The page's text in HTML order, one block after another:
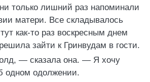
только лишний раз напоминали
матери. Все складывалось
как-то раз воскресным днем
зайти к Гринвудам в гости.
— сказала она. — Я хочу
одном одолжении.